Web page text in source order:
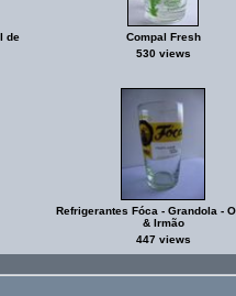
de
Compal Fresh
530 views
Refrigerantes Fóca - Grandola -
& Irmão
447 views